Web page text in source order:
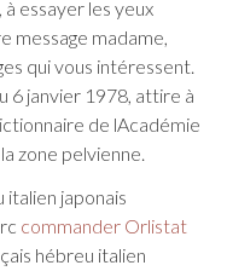
à essayer les yeux
message madame,
qui vous intéressent.
6 janvier 1978, attire à
de lAcadémie
zone pelvienne.
italien japonais
commander Orlistat
hébreu italien